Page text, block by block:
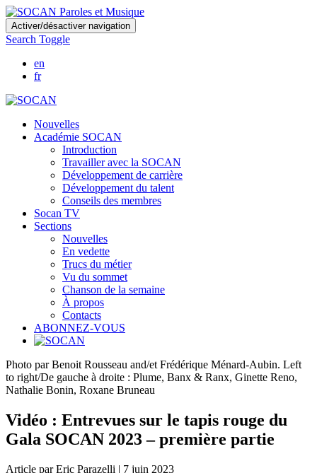
Skip
to
main
content
Activer/désactiver navigation
Search Toggle
en
fr
Nouvelles
Académie SOCAN
Introduction
Travailler avec la SOCAN
Développement de carrière
Développement du talent
Conseils des membres
Socan TV
Sections
Nouvelles
En vedette
Trucs du métier
Vu du sommet
Chanson de la semaine
À propos
Contacts
ABONNEZ-VOUS
Photo par Benoit Rousseau and/et Frédérique Ménard-Aubin. Left
to right/De gauche à droite : Plume, Banx & Ranx, Ginette Reno,
Nathalie Bonin, Roxane Bruneau
Vidéo : Entrevues sur le tapis rouge du
Gala SOCAN 2023 – première partie
Article par Eric Parazelli | 7 juin 2023